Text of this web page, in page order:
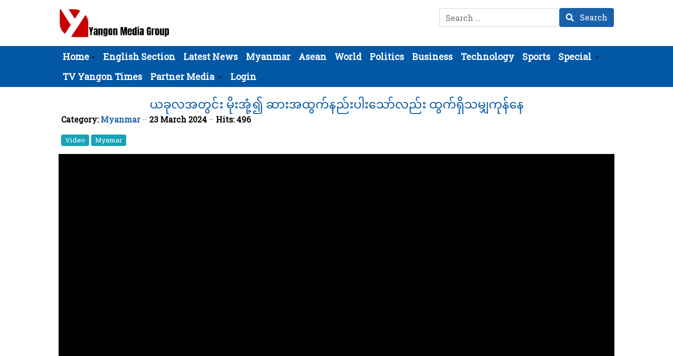
Search Search
Home English Section Latest News Myanmar Asean World Politics Business Technology Sports
Special
TV Yangon Times
Partner Media Login
ယခုလအတွင်း မိုးအုံ့၍ ဆားအထွက်နည်းပါးသော်လည်း ထွက်ရှိသမျှကုန်နေ
Category:Myanmar 23 March 2024 Hits: 496
Video Myamar